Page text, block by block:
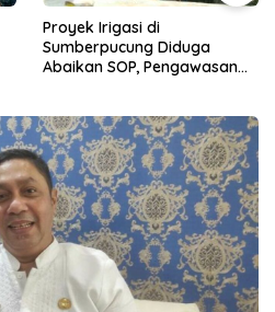
Ancaman Perubahan Iklim, 10
Desa di Jatim Bangun
Tangguh Bencana